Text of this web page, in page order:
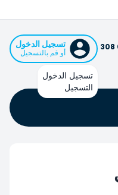
تسجيل الدخول
أو قم بالتسجيل
تسجيل الدخول
التسجيل